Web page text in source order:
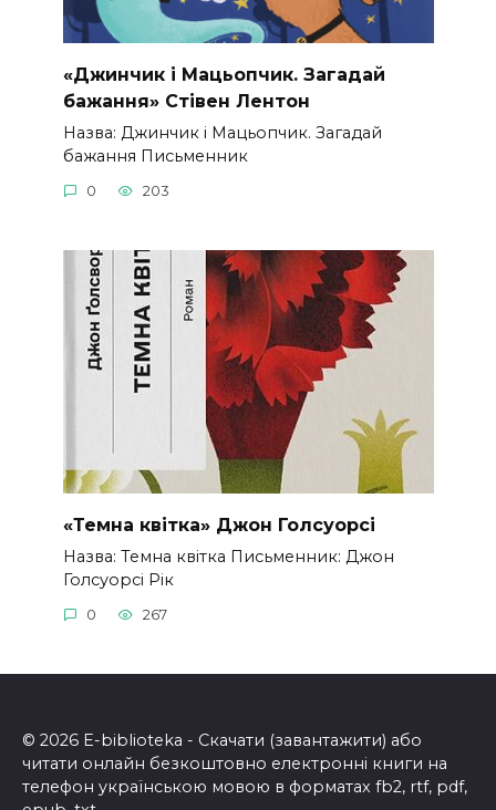
«Джинчик і Мацьопчик. Загадай
бажання» Стівен Лентон
Назва: Джинчик і Мацьопчик. Загадай
бажання Письменник
0 203
«Темна квітка» Джон Голсуорсі
Назва: Темна квітка Письменник: Джон
Голсуорсі Рік
0 267
© 2026 E-biblioteka - Скачати (завантажити) або
читати онлайн безкоштовно електронні книги на
телефон українською мовою в форматах fb2, rtf, pdf,